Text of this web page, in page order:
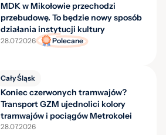
MDK w Mikołowie przechodzi
przebudowę. To będzie nowy sposób
działania instytucji kultury
28.07.2026 Polecane
Cały Śląsk
Koniec czerwonych tramwajów?
Transport GZM ujednolici kolory
tramwajów i pociągów Metrokolei
28.07.2026